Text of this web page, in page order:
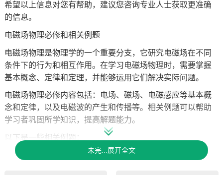
希望以上信息对您有帮助，建议您咨询专业人士获取更准确
的信息。
电磁场物理必修和相关例题
电磁场物理是物理学的一个重要分支，它研究电磁场在不同
条件下的行为和相互作用。在学习电磁场物理时，需要掌握
基本概念、定律和定理，并能够运用它们解决实际问题。
电磁场物理必修内容包括：电场、磁场、电磁感应等基本概
念和定律，以及电磁波的产生和传播等。相关例题可以帮助
学习者巩固所学知识，提高解题能力。
以下是一些相关例题：
1. 已知电场强度E和磁感应强度B的方向相互垂直，求在空间
未完...展开全文